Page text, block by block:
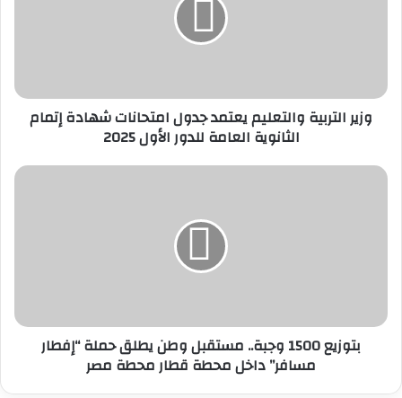
الثانوية
العامة
2025
وزير التربية والتعليم يعتمد جدول امتحانات شهادة إتمام
الثانوية العامة للدور الأول 2025
بتوزيع
مسافر”
بتوزيع 1500 وجبة.. مستقبل وطن يطلق حملة “إفطار
مسافر” داخل محطة قطار محطة مصر